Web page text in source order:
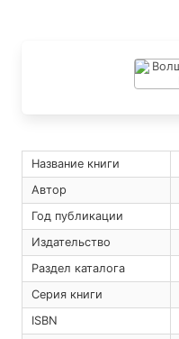
Название книги
Автор
Год публикации
Издательство
Раздел каталога
Серия книги
ISBN